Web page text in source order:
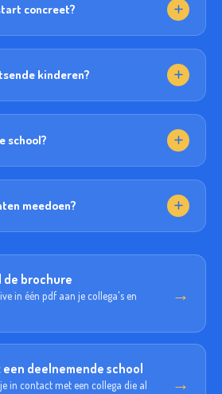
concreet?
kinderen?
school?
meedoen?
de brochure
in één pdf aan je collega's en
→
een deelnemende school
in contact met een collega die al
→